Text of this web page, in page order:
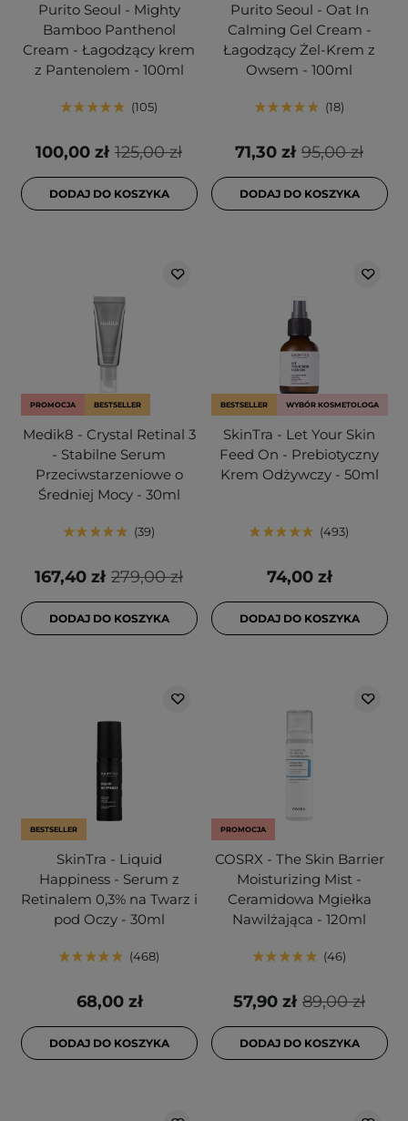
Purito Seoul - Mighty
Bamboo Panthenol
Cream - Łagodzący krem
z Pantenolem - 100ml
105
125,00 zł
100,00 zł
DODAJ DO KOSZYKA
Purito Seoul - Oat In
Calming Gel Cream -
Łagodzący Żel-Krem z
Owsem - 100ml
18
95,00 zł
71,30 zł
DODAJ DO KOSZYKA
PROMOCJA BESTSELLER
Medik8 - Crystal Retinal 3
- Stabilne Serum
Przeciwstarzeniowe o
Średniej Mocy - 30ml
39
279,00 zł
167,40 zł
DODAJ DO KOSZYKA
BESTSELLER WYBÓR KOSMETOLOGA
SkinTra - Let Your Skin
Feed On - Prebiotyczny
Krem Odżywczy - 50ml
493
74,00 zł
DODAJ DO KOSZYKA
BESTSELLER
SkinTra - Liquid
Happiness - Serum z
Retinalem 0,3% na Twarz i
pod Oczy - 30ml
468
68,00 zł
DODAJ DO KOSZYKA
PROMOCJA
COSRX - The Skin Barrier
Moisturizing Mist -
Ceramidowa Mgiełka
Nawilżająca - 120ml
46
89,00 zł
57,90 zł
DODAJ DO KOSZYKA